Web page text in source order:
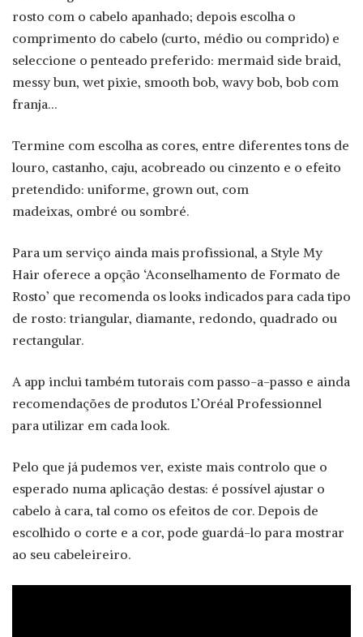
rosto com o cabelo apanhado; depois escolha o
comprimento do cabelo (curto, médio ou comprido) e
seleccione o penteado preferido: mermaid side braid,
messy bun, wet pixie, smooth bob, wavy bob, bob com
franja…
Termine com escolha as cores, entre diferentes tons de
louro, castanho, caju, acobreado ou cinzento e o efeito
pretendido: uniforme, grown out, com
madeixas, ombré ou sombré.
Para um serviço ainda mais profissional, a Style My
Hair oferece a opção ‘Aconselhamento de Formato de
Rosto’ que recomenda os looks indicados para cada tipo
de rosto: triangular, diamante, redondo, quadrado ou
rectangular.
A app inclui também tutorais com passo-a-passo e ainda
recomendações de produtos L’Oréal Professionnel
para utilizar em cada look.
Pelo que já pudemos ver, existe mais controlo que o
esperado numa aplicação destas: é possível ajustar o
cabelo à cara, tal como os efeitos de cor. Depois de
escolhido o corte e a cor, pode guardá-lo para mostrar
ao seu cabeleireiro.